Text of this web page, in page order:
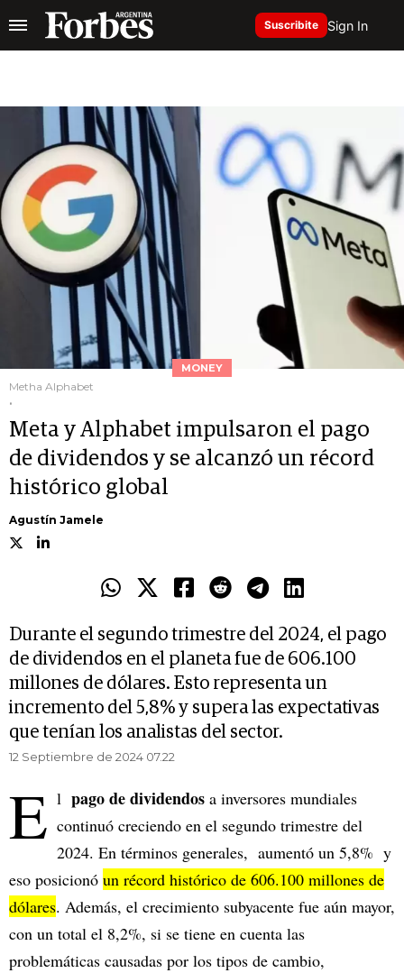
Suscribite Sign In
MONEY
Metha Alphabet
.
Meta y Alphabet impulsaron el pago
de dividendos y se alcanzó un récord
histórico global
Agustín Jamele
Durante el segundo trimestre del 2024, el pago
de dividendos en el planeta fue de 606.100
millones de dólares. Esto representa un
incremento del 5,8% y supera las expectativas
que tenían los analistas del sector.
12 Septiembre de 2024 07.22
E l pago de dividendos a inversores mundiales
continuó creciendo en el segundo trimestre del
2024. En términos generales, aumentó un 5,8% y
eso posicionó un récord histórico de 606.100 millones de
dólares. Además, el crecimiento subyacente fue aún mayor,
con un total el 8,2%, si se tiene en cuenta las
problemáticas causadas por los tipos de cambio,